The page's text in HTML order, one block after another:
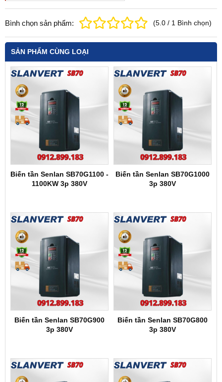
Bình chọn sản phẩm: (5.0 / 1 Bình chọn)
SẢN PHẨM CÙNG LOẠI
Biến tần Senlan SB70G1100 -
1100KW 3p 380V
Biến tần Senlan SB70G1000
3p 380V
Biến tần Senlan SB70G900
3p 380V
Biến tần Senlan SB70G800
3p 380V